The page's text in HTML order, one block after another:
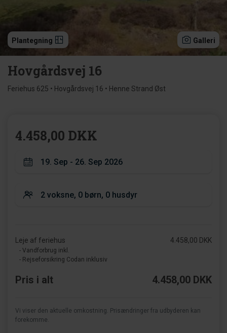
Plantegning Galleri
Hovgårdsvej 16
Feriehus 625 • Hovgårdsvej 16 • Henne Strand Øst
4.458,00 DKK
Leje af feriehus
- Vandforbrug inkl.
- Rejseforsikring Codan inklusiv
4.458,00 DKK
Pris i alt 4.458,00 DKK
Vi viser den aktuelle omkostning. Prisændringer fra udbyderen kan
forekomme.